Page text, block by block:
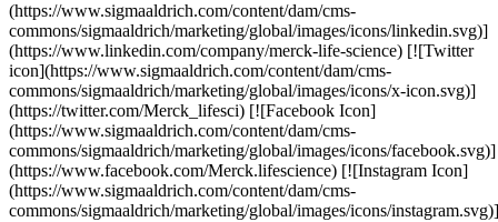
(https://www.sigmaaldrich.com/content/dam/cms-
commons/sigmaaldrich/marketing/global/images/icons/linkedin.svg)]
(https://www.linkedin.com/company/merck-life-science) [![Twitter
icon](https://www.sigmaaldrich.com/content/dam/cms-
commons/sigmaaldrich/marketing/global/images/icons/x-icon.svg)]
(https://twitter.com/Merck_lifesci) [![Facebook Icon]
(https://www.sigmaaldrich.com/content/dam/cms-
commons/sigmaaldrich/marketing/global/images/icons/facebook.svg)]
(https://www.facebook.com/Merck.lifescience) [![Instagram Icon]
(https://www.sigmaaldrich.com/content/dam/cms-
commons/sigmaaldrich/marketing/global/images/icons/instagram.svg)]